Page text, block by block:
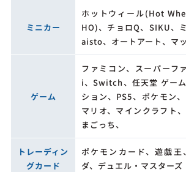
ミニカー
ホットウィール(Hot
HO)、チョロQ、SIKU、
aisto、オートアート、マ
ゲーム
ファミコン、スーパーフ
i、Switch、任天堂 ゲー
ション、PS5、ポケモン
マリオ、マインクラフト
まごっち、
トレーディン
グカード
ポケモンカード、遊戯王
ダ、デュエル・マスターズ